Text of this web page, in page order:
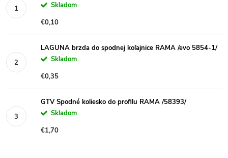
Skladom
€0,10
LAGUNA brzda do spodnej koľajnice RAMA /evo 5854-1/
Skladom
€0,35
GTV Spodné koliesko do profilu RAMA /58393/
Skladom
€1,70